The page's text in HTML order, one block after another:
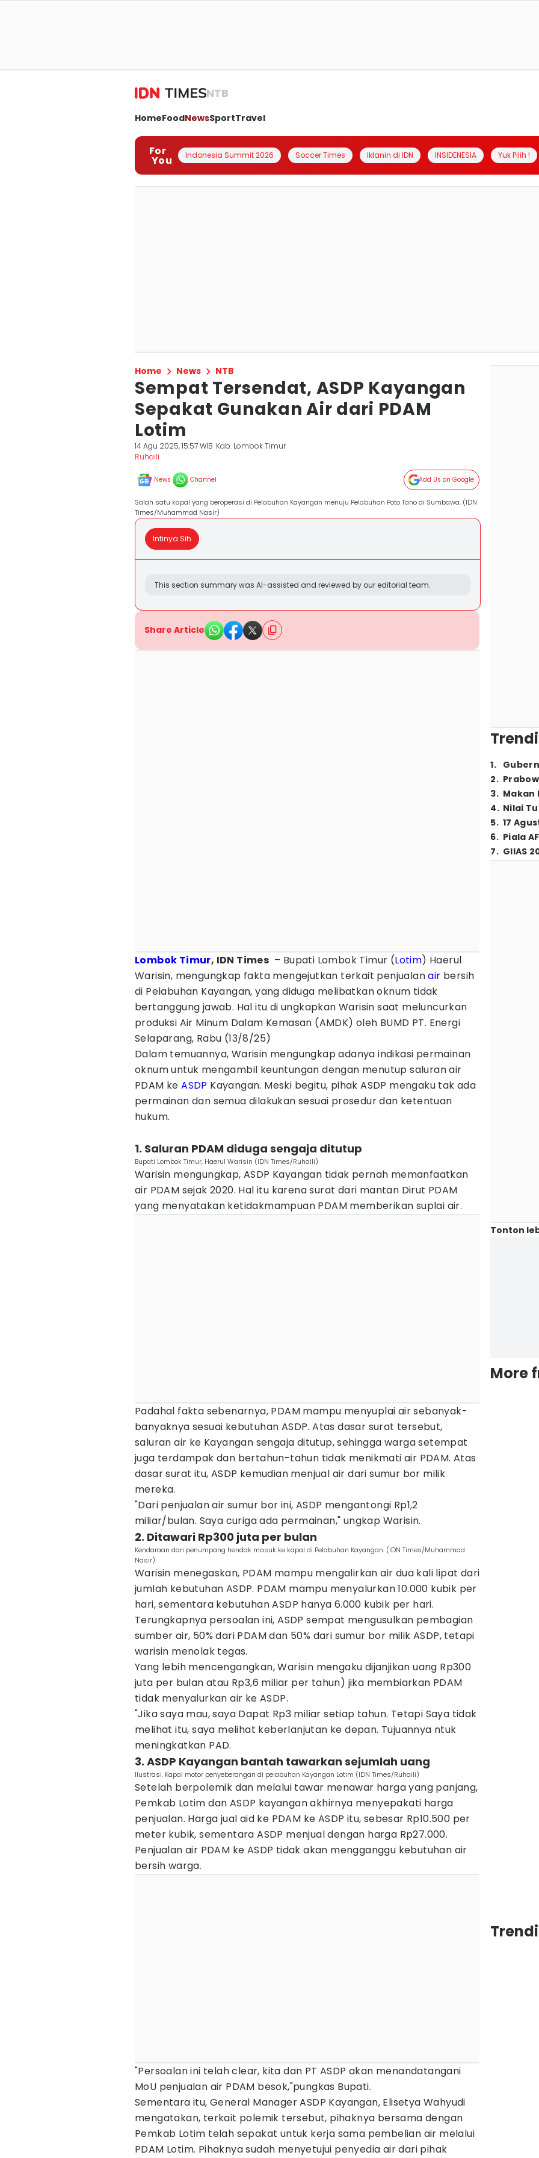
NTB
HomeFoodNewsSportTravel
For
You Indonesia Summit 2026 Soccer Times Iklanin di IDN INSIDENESIA Yuk Pilih !
Home News NTB
Sempat Tersendat, ASDP Kayangan
Sepakat Gunakan Air dari PDAM
Lotim
14 Agu 2025, 15:57 WIB Kab. Lombok Timur
Ruhaili
News Channel Add Us on Google
Salah satu kapal yang beroperasi di Pelabuhan Kayangan menuju Pelabuhan Poto Tano di Sumbawa. (IDN
Times/Muhammad Nasir)
Intinya Sih
This section summary was AI-assisted and reviewed by our editorial team.
Share Article
Lombok Timur, IDN Times – Bupati Lombok Timur (Lotim) Haerul
Warisin, mengungkap fakta mengejutkan terkait penjualanair bersih
di Pelabuhan Kayangan, yang diduga melibatkan oknum tidak
bertanggung jawab. Hal itu di ungkapkan Warisin saat meluncurkan
produksi Air Minum Dalam Kemasan (AMDK) oleh BUMD PT. Energi
Selaparang, Rabu (13/8/25)
Dalam temuannya, Warisin mengungkap adanya indikasi permainan
oknum untuk mengambil keuntungan dengan menutup saluran air
PDAM keASDP Kayangan. Meski begitu, pihak ASDP mengaku tak ada
permainan dan semua dilakukan sesuai prosedur dan ketentuan
hukum.
1. Saluran PDAM diduga sengaja ditutup
Bupati Lombok Timur, Haerul Warisin (IDN Times/Ruhaili)
Warisin mengungkap, ASDP Kayangan tidak pernah memanfaatkan
air PDAM sejak 2020. Hal itu karena surat dari mantan Dirut PDAM
yang menyatakan ketidakmampuan PDAM memberikan suplai air.
Padahal fakta sebenarnya, PDAM mampu menyuplai air sebanyak-
banyaknya sesuai kebutuhan ASDP. Atas dasar surat tersebut,
saluran air ke Kayangan sengaja ditutup, sehingga warga setempat
juga terdampak dan bertahun-tahun tidak menikmati air PDAM. Atas
dasar surat itu, ASDP kemudian menjual air dari sumur bor milik
mereka.
"Dari penjualan air sumur bor ini, ASDP mengantongi Rp1,2
miliar/bulan. Saya curiga ada permainan," ungkap Warisin.
2. Ditawari Rp300 juta per bulan
Kendaraan dan penumpang hendak masuk ke kapal di Pelabuhan Kayangan. (IDN Times/Muhammad
Nasir)
Warisin menegaskan, PDAM mampu mengalirkan air dua kali lipat dari
jumlah kebutuhan ASDP. PDAM mampu menyalurkan 10.000 kubik per
hari, sementara kebutuhan ASDP hanya 6.000 kubik per hari.
Terungkapnya persoalan ini, ASDP sempat mengusulkan pembagian
sumber air, 50% dari PDAM dan 50% dari sumur bor milik ASDP, tetapi
warisin menolak tegas.
Yang lebih mencengangkan, Warisin mengaku dijanjikan uang Rp300
juta per bulan atau Rp3,6 miliar per tahun) jika membiarkan PDAM
tidak menyalurkan air ke ASDP.
"Jika saya mau, saya Dapat Rp3 miliar setiap tahun. Tetapi Saya tidak
melihat itu, saya melihat keberlanjutan ke depan. Tujuannya ntuk
meningkatkan PAD.
3. ASDP Kayangan bantah tawarkan sejumlah uang
Ilustrasi. Kapal motor penyeberangan di pelabuhan Kayangan Lotim (IDN Times/Ruhaili)
Setelah berpolemik dan melalui tawar menawar harga yang panjang,
Pemkab Lotim dan ASDP kayangan akhirnya menyepakati harga
penjualan. Harga jual aid ke PDAM ke ASDP itu, sebesar Rp10.500 per
meter kubik, sementara ASDP menjual dengan harga Rp27.000.
Penjualan air PDAM ke ASDP tidak akan mengganggu kebutuhan air
bersih warga.
"Persoalan ini telah clear, kita dan PT ASDP akan menandatangani
MoU penjualan air PDAM besok,"pungkas Bupati.
Sementara itu, General Manager ASDP Kayangan, Elisetya Wahyudi
mengatakan, terkait polemik tersebut, pihaknya bersama dengan
Pemkab Lotim telah sepakat untuk kerja sama pembelian air melalui
PDAM Lotim. Pihaknya sudah menyetujui penyedia air dari pihak
1.
2.
3. Makan
4. Nilai
5. 17
6. Piala
7. GIIAS
Tonton
More